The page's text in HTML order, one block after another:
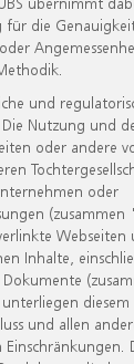
für die
und
Nutzung und
oder andere
oder
(zusammen
Webseiten
Inhalte,
diesem
und allen